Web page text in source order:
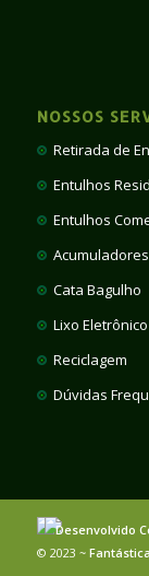
NOSSOS
Retirada de
Entulhos
Entulhos
Cata Bagulho
Lixo Eletrônico
Reciclagem
Dúvidas
Desenvolvido
© 2023 ~